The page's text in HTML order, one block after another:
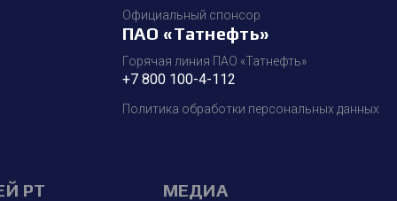
Официальный спонсор
ПАО «Татнефть»
Горячая линия ПАО «Татнефть»
+7 800 100-4-112
Политика обработки персональных данных
РТ МЕДИА